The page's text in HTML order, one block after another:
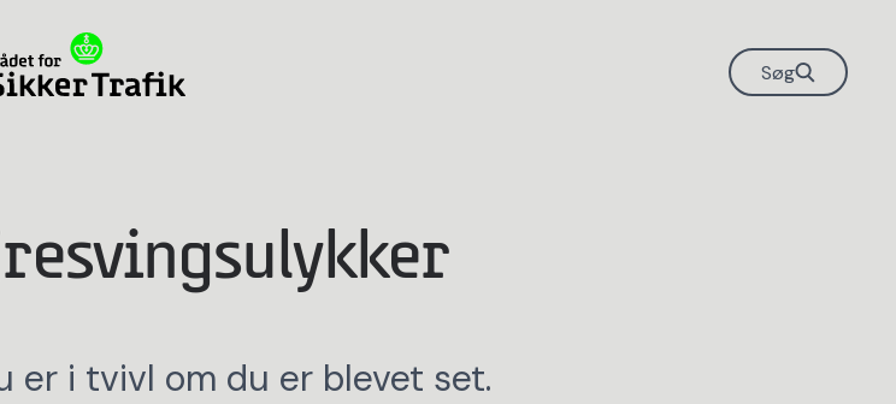
Søg
er i tvivl om du er blevet set.